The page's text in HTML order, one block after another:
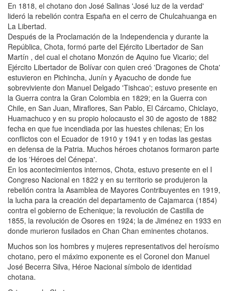
En 1818, el chotano don José Salinas 'José luz de la verdad'
lideró la rebelión contra España en el cerro de Chulcahuanga en
La Libertad.
Después de la Proclamación de la Independencia y durante la
República, Chota, formó parte del Ejército Libertador de San
Martín , del cual el chotano Monzón de Aquino fue Vicario; del
Ejército Libertador de Bolívar con quien creó 'Dragones de Chota'
estuvieron en Pichincha, Junín y Ayacucho de donde fue
sobreviviente don Manuel Delgado 'Tishcao'; estuvo presente en
la Guerra contra la Gran Colombia en 1829; en la Guerra con
Chile, en San Juan, Miraflores, San Pablo, El Cárcamo, Chiclayo,
Huamachuco y en su propio holocausto el 30 de agosto de 1882
fecha en que fue incendiada por las huestes chilenas; En los
conflictos con el Ecuador de 1910 y 1941 y en todas las gestas
en defensa de la Patria. Muchos héroes chotanos formaron parte
de los 'Héroes del Cénepa'.
En los acontecimientos internos, Chota, estuvo presente en el I
Congreso Nacional en 1822 y en su territorio se produjeron la
rebelión contra la Asamblea de Mayores Contribuyentes en 1919,
la lucha para la creación del departamento de Cajamarca (1854)
contra el gobierno de Echenique; la revolución de Castilla de
1855, la revolución de Osores en 1924; la de Jiménez en 1933 en
donde murieron fusilados en Chan Chan eminentes chotanos.
Muchos son los hombres y mujeres representativos del heroísmo
chotano, pero el máximo exponente es el Coronel don Manuel
José Becerra Silva, Héroe Nacional símbolo de identidad
chotana.